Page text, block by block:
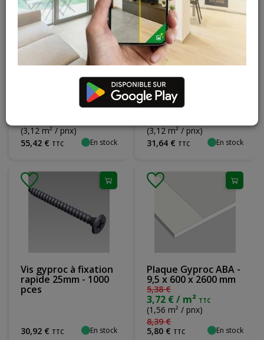
Plaque Gyproc
Rigidur GF-H ABA -
12,5 x 1200 x 2600
(3,12 m² / pnx)
55,42 € TTC En stock
Plaque Gyproc 4 ABA
- 12,5 x 1200 x 2600
mm
(3,12 m² / pnx)
31,64 € TTC En stock
Vis gyproc à fixation
rapide 25mm - 1000
pces
30,92 € TTC En stock
Plaque Gyproc ABA -
9,5 x 600 x 2600 mm
5,38€
3,72 € / m² TTC
(1,56 m² / pnx)
8,39€
5,80 € TTC En stock